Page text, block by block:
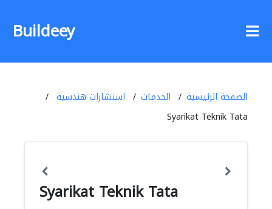
Buildeey
الصفحة الرئيسية الخدمات
استشارات هندسية
Syarikat Teknik Tata
Syarikat Teknik Tata